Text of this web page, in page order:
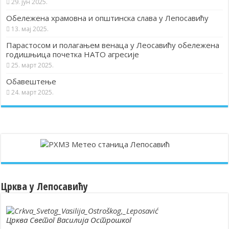
29. јун 2025.
Обележена храмовна и општинска слава у Лепосавићу
13. мај 2025.
Парастосом и полагањем венаца у Леосавићу обележена
годишњица почетка НАТО агресије
25. март 2025.
Обавештење
24. март 2025.
Црква у Лепосавићу
Црква Светог Василија Острошког